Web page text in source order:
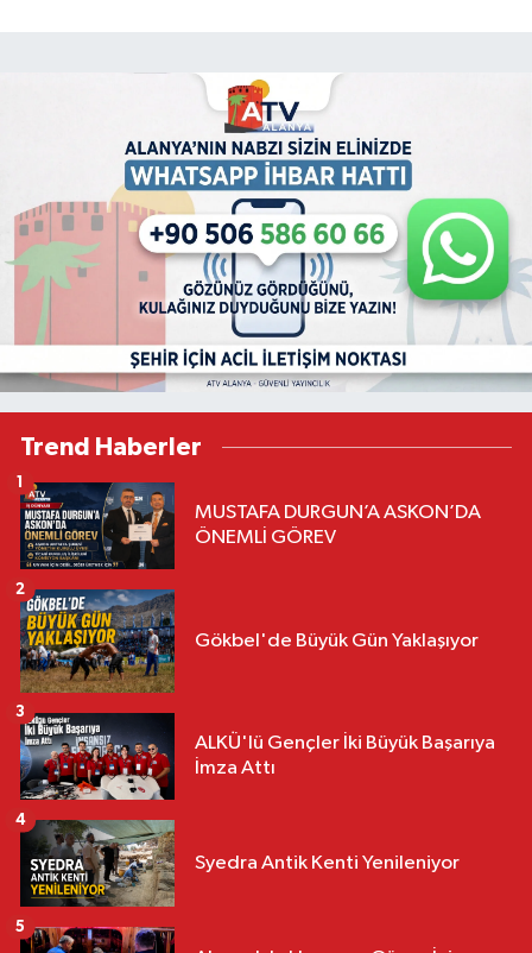
Trend Haberler
MUSTAFA DURGUN’A ASKON’DA
ÖNEMLİ GÖREV
1
Gökbel'de Büyük Gün Yaklaşıyor
2
ALKÜ'lü Gençler İki Büyük Başarıya
İmza Attı
3
Syedra Antik Kenti Yenileniyor
4
5